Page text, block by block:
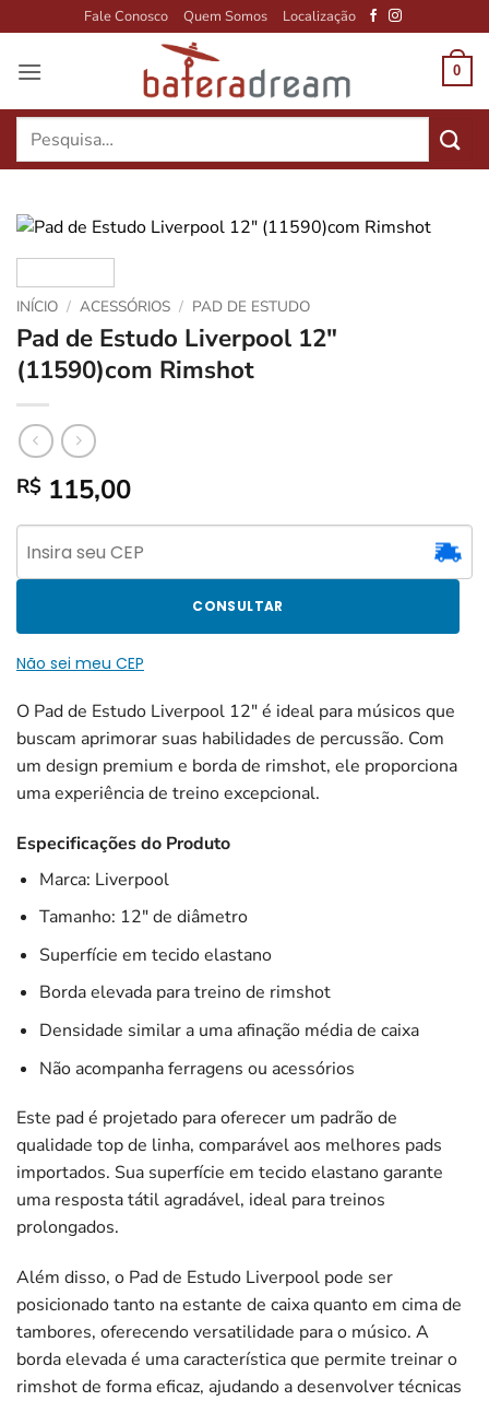
to
content
Fale Conosco Quem Somos Localização
0
Pesquisar
INÍCIO / ACESSÓRIOS / PAD DE ESTUDO
Pad de Estudo Liverpool 12″
(11590)com Rimshot
R$ 115,00
CONSULTAR
Não sei meu CEP
O Pad de Estudo Liverpool 12″ é ideal para músicos que
buscam aprimorar suas habilidades de percussão. Com
um design premium e borda de rimshot, ele proporciona
uma experiência de treino excepcional.
Especificações do Produto
Marca: Liverpool
Tamanho: 12″ de diâmetro
Superfície em tecido elastano
Borda elevada para treino de rimshot
Densidade similar a uma afinação média de caixa
Não acompanha ferragens ou acessórios
Este pad é projetado para oferecer um padrão de
qualidade top de linha, comparável aos melhores pads
importados. Sua superfície em tecido elastano garante
uma resposta tátil agradável, ideal para treinos
prolongados.
Além disso, o Pad de Estudo Liverpool pode ser
posicionado tanto na estante de caixa quanto em cima de
tambores, oferecendo versatilidade para o músico. A
borda elevada é uma característica que permite treinar o
rimshot de forma eficaz, ajudando a desenvolver técnicas